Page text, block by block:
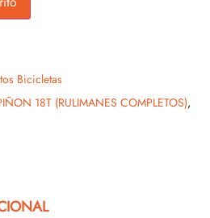
Bicicletas
18T (RULIMANES COMPLETOS),